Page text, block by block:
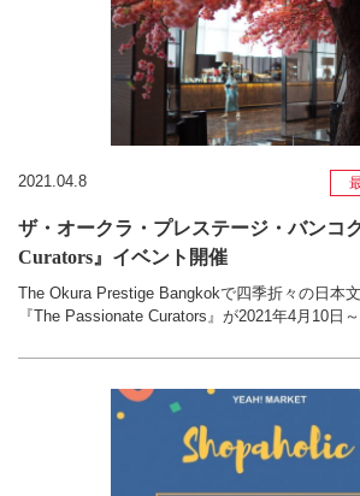
2021.04.8
ザ・オークラ・プレステージ・バンコ
Curators』イベント開催
The Okura Prestige Bangkokで四季折々の日本
『The Passionate Curators』が2021年4月10日